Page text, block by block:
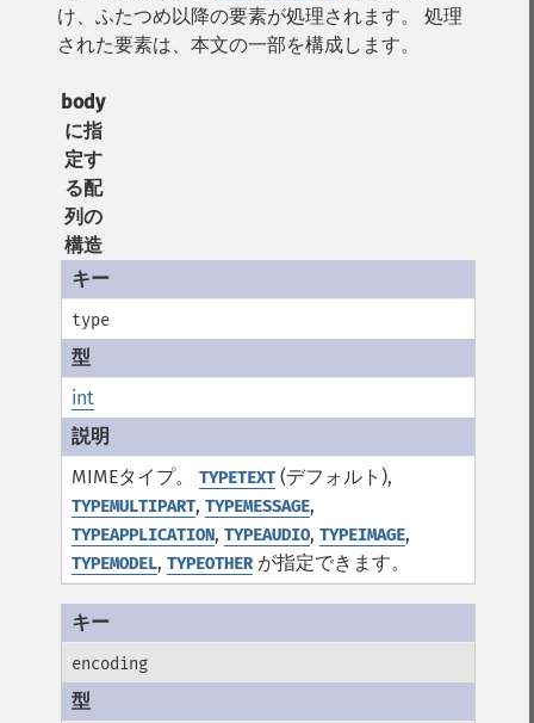
け、ふたつめ以降の要素が処理されます。 処理
された要素は、本文の一部を構成します。
body
に指
定す
る配
列の
構造
type
int
MIMEタイプ。TYPETEXT (デフォルト),
TYPEMULTIPART,TYPEMESSAGE,
TYPEAPPLICATION,TYPEAUDIO,TYPEIMAGE,
TYPEMODEL,TYPEOTHERが指定できます。
encoding